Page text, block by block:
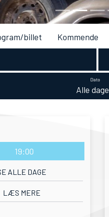
billet Kommende
Dato
Alle dage
19:00
ALLE DAGE
LÆS MERE